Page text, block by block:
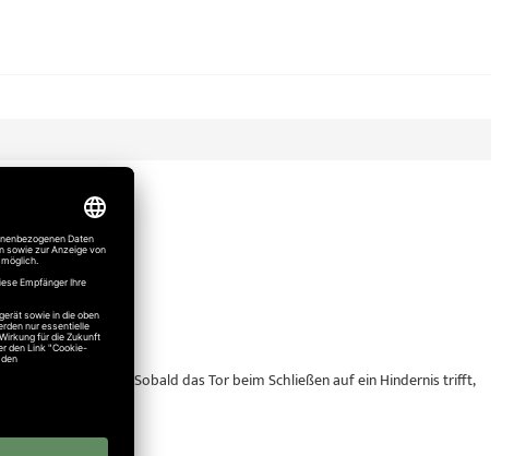
ausgestattet. Sobald das Tor beim Schließen auf ein Hindernis trifft,
Widerstand.